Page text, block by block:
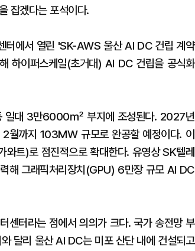
잡겠다는 포석이다.
터에서 열린 'SK-AWS 울산 AI DC 건립 계약
하이퍼스케일(초거대) AI DC 건립을 공식화
일대 3만6000㎡ 부지에 조성된다. 2027년
까지 103MW 규모로 완공할 예정이다. 이
트)로 점진적으로 확대한다. 유영상 SK텔레
해 그래픽처리장치(GPU) 6만장 규모 AI DC
센터라는 점에서 의의가 크다. 국가 송전망 부
달리 울산 AI DC는 미포 산단 내에 건설되고